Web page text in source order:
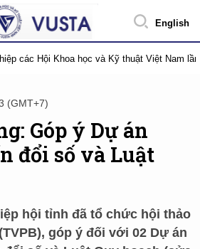
English
các Hội Khoa học và Kỹ thuật Việt Nam
(GMT+7)
Góp ý Dự án
đổi số và Luật
hội tỉnh đã tổ chức hội thảo
góp ý đối với 02 Dự án